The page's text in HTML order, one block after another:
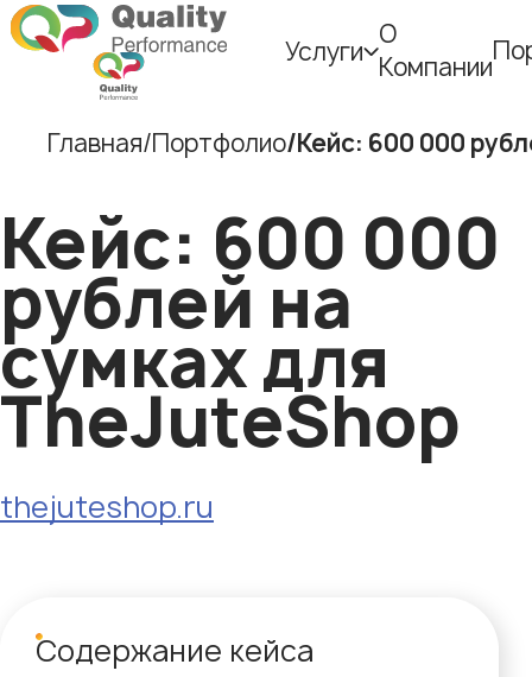
Услуги
О
Компании
Главная Портфолио Кейс: 600 000
Кейс: 600 000
рублей на
сумках для
TheJuteShop
thejuteshop.ru
Содержание кейса